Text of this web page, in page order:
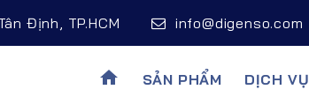
Định, TP.HCM info@digenso.com
home SẢN PHẨM DỊCH VỤ